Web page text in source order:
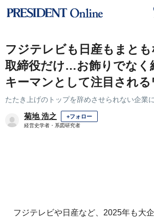
フジテレビも日産もまとも
取締役だけ…お飾りでなく
キーマンとして注目される
たたき上げのトップを辞めさせられない企業
菊地 浩之 +フォロー
経営史学者・系図研究者
フジテレビや日産など、2025年も大